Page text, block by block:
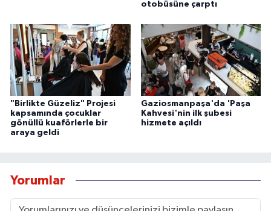
otobüsüne çarptı
"Birlikte Güzeliz" Projesi
kapsamında çocuklar
gönüllü kuaförlerle bir
araya geldi
Gaziosmanpaşa'da 'Paşa
Kahvesi'nin ilk şubesi
hizmete açıldı
Yorumlar